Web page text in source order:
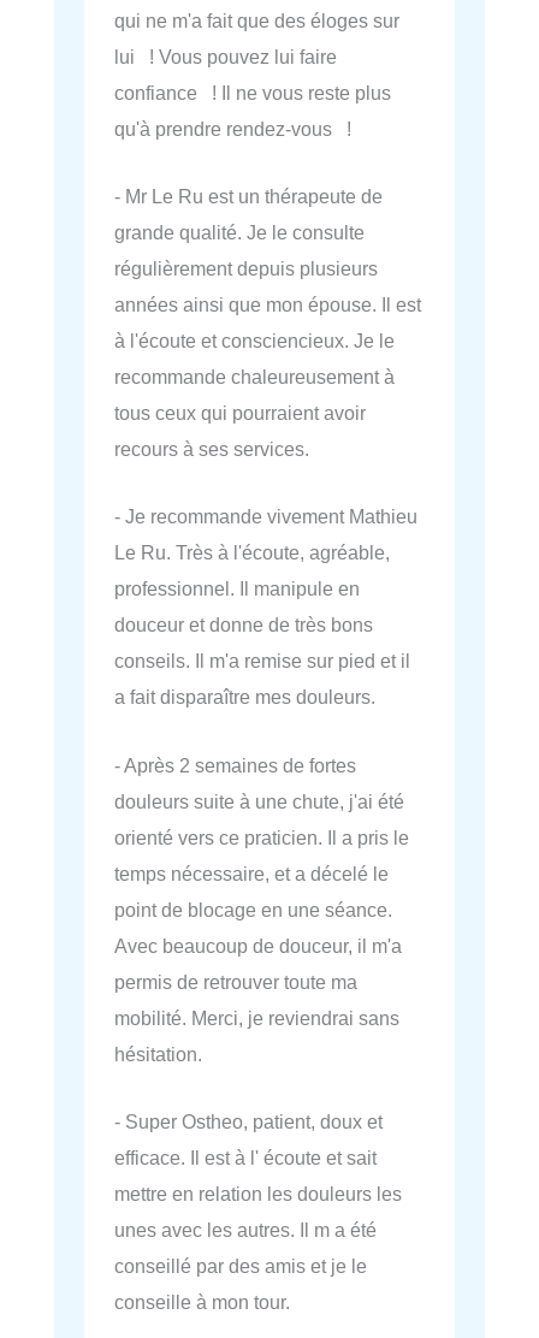
qui ne m'a fait que des éloges sur
lui ! Vous pouvez lui faire
confiance ! Il ne vous reste plus
qu'à prendre rendez-vous !
- Mr Le Ru est un thérapeute de
grande qualité. Je le consulte
régulièrement depuis plusieurs
années ainsi que mon épouse. Il est
à l'écoute et consciencieux. Je le
recommande chaleureusement à
tous ceux qui pourraient avoir
recours à ses services.
- Je recommande vivement Mathieu
Le Ru. Très à l'écoute, agréable,
professionnel. Il manipule en
douceur et donne de très bons
conseils. Il m'a remise sur pied et il
a fait disparaître mes douleurs.
- Après 2 semaines de fortes
douleurs suite à une chute, j'ai été
orienté vers ce praticien. Il a pris le
temps nécessaire, et a décelé le
point de blocage en une séance.
Avec beaucoup de douceur, il m'a
permis de retrouver toute ma
mobilité. Merci, je reviendrai sans
hésitation.
- Super Ostheo, patient, doux et
efficace. Il est à l' écoute et sait
mettre en relation les douleurs les
unes avec les autres. Il m a été
conseillé par des amis et je le
conseille à mon tour.